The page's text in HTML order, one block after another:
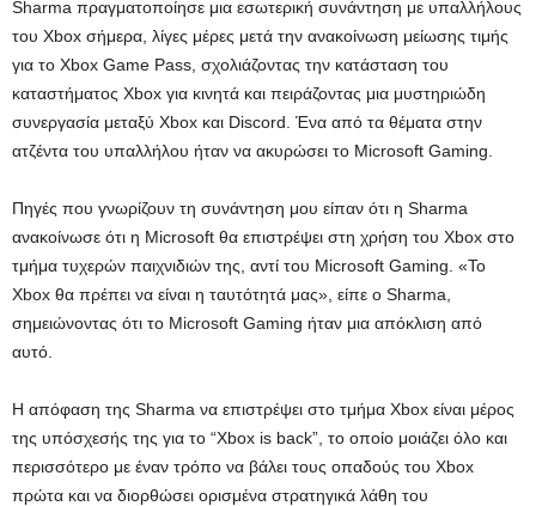
Sharma πραγματοποίησε μια εσωτερική συνάντηση με υπαλλήλους
του Xbox σήμερα, λίγες μέρες μετά την ανακοίνωση μείωσης τιμής
για το Xbox Game Pass, σχολιάζοντας την κατάσταση του
καταστήματος Xbox για κινητά και πειράζοντας μια μυστηριώδη
συνεργασία μεταξύ Xbox και Discord. Ένα από τα θέματα στην
ατζέντα του υπαλλήλου ήταν να ακυρώσει το Microsoft Gaming.
Πηγές που γνωρίζουν τη συνάντηση μου είπαν ότι η Sharma
ανακοίνωσε ότι η Microsoft θα επιστρέψει στη χρήση του Xbox στο
τμήμα τυχερών παιχνιδιών της, αντί του Microsoft Gaming. «Το
Xbox θα πρέπει να είναι η ταυτότητά μας», είπε ο Sharma,
σημειώνοντας ότι το Microsoft Gaming ήταν μια απόκλιση από
αυτό.
Η απόφαση της Sharma να επιστρέψει στο τμήμα Xbox είναι μέρος
της υπόσχεσής της για το “Xbox is back”, το οποίο μοιάζει όλο και
περισσότερο με έναν τρόπο να βάλει τους οπαδούς του Xbox
πρώτα και να διορθώσει ορισμένα στρατηγικά λάθη του